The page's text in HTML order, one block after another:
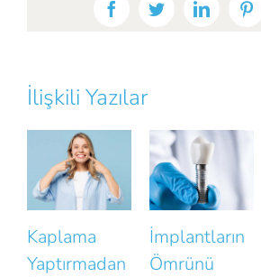
FacebookTwitterLinkedIn
İlişkili Yazılar
İmplantların
Ömrünü
Diş Eti
Sağlığı